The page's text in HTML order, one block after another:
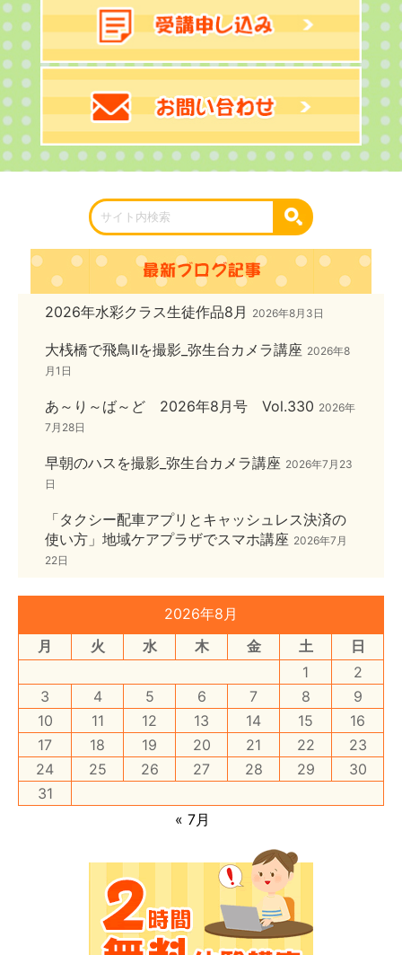
2026年水彩クラス生徒作品8月 2026年8月3日
大桟橋で飛鳥Ⅱを撮影_弥生台カメラ講座 2026年8
月1日
あ～り～ば～ど 2026年8月号 Vol.330 2026年
7月28日
早朝のハスを撮影_弥生台カメラ講座 2026年7月23
日
「タクシー配車アプリとキャッシュレス決済の
使い方」地域ケアプラザでスマホ講座 2026年7月
22日
2026年8月
月
火 水 木 金 土
日
1
2
3
4 5 6 7 8
9
10
11 12 13 14 15
16
17
18 19 20 21 22
23
24
25 26 27 28 29
30
31
« 7月